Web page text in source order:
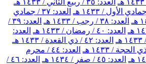
العدد: ٣٥ / ربيع الثاني / ١٤٣٣ هـ
العدد: ٣٧ / جمادي
العدد: ٣٨ / رجب / ١٤٣٣ هـ
العدد: ٣٩ /
العدد: ٤٠ / رمضان / ١٤٣٣ هـ
العدد:
العدد: ٤٢ / ذي القعدة / ١٤٣٣ هـ
العدد: ٤٤ / محرم
العدد: ٤٥ / صفر / ١٤٣٤ هـ
العدد: ٤٦ /